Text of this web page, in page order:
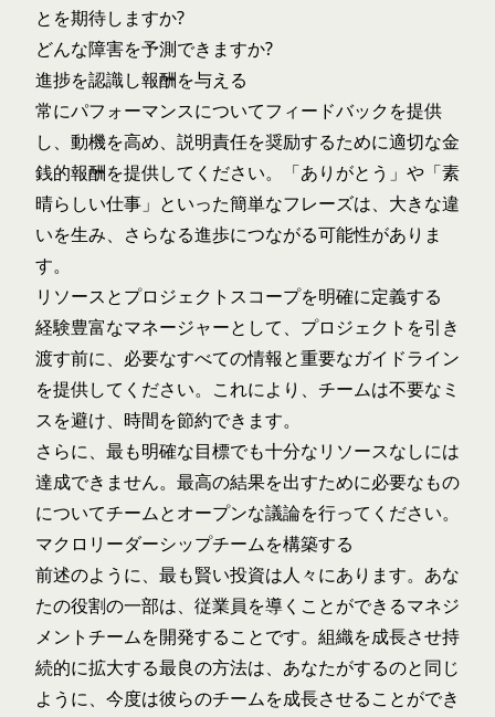
とを期待しますか?
どんな障害を予測できますか?
進捗を認識し報酬を与える
常にパフォーマンスについてフィードバックを提供
し、動機を高め、説明責任を奨励するために適切な金
銭的報酬を提供してください。「ありがとう」や「素
晴らしい仕事」といった簡単なフレーズは、大きな違
いを生み、さらなる進歩につながる可能性がありま
す。
リソースとプロジェクトスコープを明確に定義する
経験豊富なマネージャーとして、プロジェクトを引き
渡す前に、必要なすべての情報と重要なガイドライン
を提供してください。これにより、チームは不要なミ
スを避け、時間を節約できます。
さらに、最も明確な目標でも十分なリソースなしには
達成できません。最高の結果を出すために必要なもの
についてチームとオープンな議論を行ってください。
マクロリーダーシップチームを構築する
前述のように、最も賢い投資は人々にあります。あな
たの役割の一部は、従業員を導くことができるマネジ
メントチームを開発することです。組織を成長させ持
続的に拡大する最良の方法は、あなたがするのと同じ
ように、今度は彼らのチームを成長させることができ